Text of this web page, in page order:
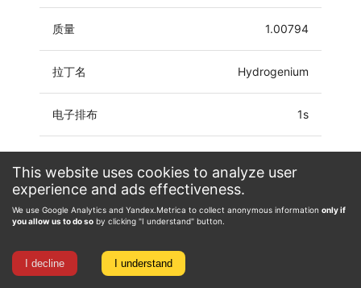
This website uses cookies to analyze user
experience and ads effectiveness.
We use Google Analytics and Yandex.Metrica to collect anonymous information only if
you allow us to do so by clicking "I understand" button.
I decline I understand
质量 1.00794
拉丁名 Hydrogenium
电子排布 1s